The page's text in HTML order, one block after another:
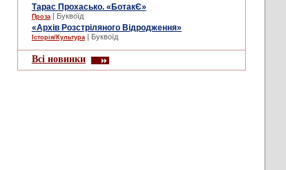
Тарас Прохасько. «БотакЄ»
Проза| Буквоїд
«Архів Розстріляного Відродження»
Історія/Культура| Буквоїд
Всі новинки